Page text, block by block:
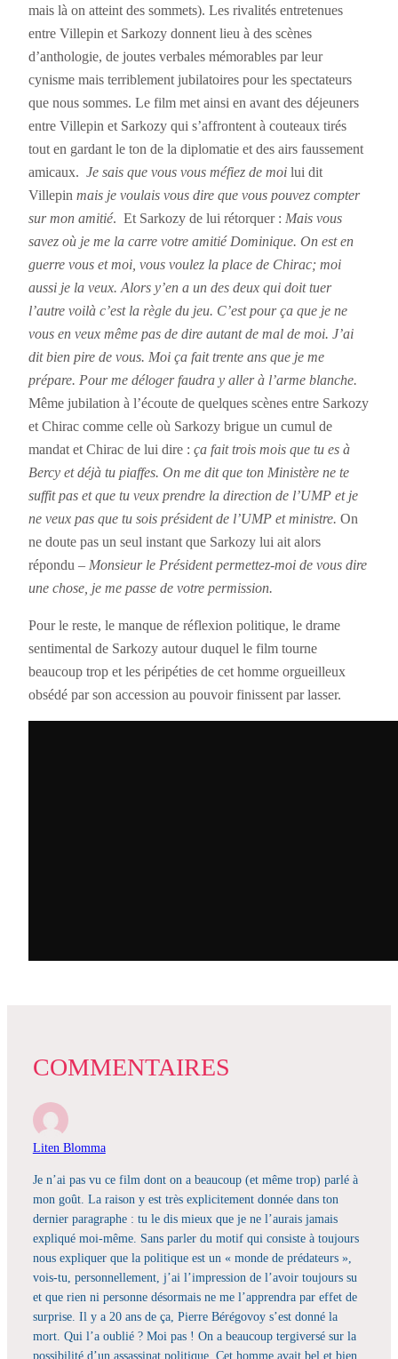
mais là on atteint des sommets). Les rivalités entretenues
entre Villepin et Sarkozy donnent lieu à des scènes
d’anthologie, de joutes verbales mémorables par leur
cynisme mais terriblement jubilatoires pour les spectateurs
que nous sommes. Le film met ainsi en avant des déjeuners
entre Villepin et Sarkozy qui s’affrontent à couteaux tirés
tout en gardant le ton de la diplomatie et des airs faussement
amicaux. Je sais que vous vous méfiez de moi lui dit
Villepin mais je voulais vous dire que vous pouvez compter
sur mon amitié. Et Sarkozy de lui rétorquer : Mais vous
savez où je me la carre votre amitié Dominique. On est en
guerre vous et moi, vous voulez la place de Chirac; moi
aussi je la veux. Alors y’en a un des deux qui doit tuer
l’autre voilà c’est la règle du jeu. C’est pour ça que je ne
vous en veux même pas de dire autant de mal de moi. J’ai
dit bien pire de vous. Moi ça fait trente ans que je me
prépare. Pour me déloger faudra y aller à l’arme blanche.
Même jubilation à l’écoute de quelques scènes entre Sarkozy
et Chirac comme celle où Sarkozy brigue un cumul de
mandat et Chirac de lui dire : ça fait trois mois que tu es à
Bercy et déjà tu piaffes. On me dit que ton Ministère ne te
suffit pas et que tu veux prendre la direction de l’UMP et je
ne veux pas que tu sois président de l’UMP et ministre. On
ne doute pas un seul instant que Sarkozy lui ait alors
répondu – Monsieur le Président permettez-moi de vous dire
une chose, je me passe de votre permission.
Pour le reste, le manque de réflexion politique, le drame
sentimental de Sarkozy autour duquel le film tourne
beaucoup trop et les péripéties de cet homme orgueilleux
obsédé par son accession au pouvoir finissent par lasser.
COMMENTAIRES
Liten Blomma
Je n’ai pas vu ce film dont on a beaucoup (et même trop) parlé à
mon goût. La raison y est très explicitement donnée dans ton
dernier paragraphe : tu le dis mieux que je ne l’aurais jamais
expliqué moi-même. Sans parler du motif qui consiste à toujours
nous expliquer que la politique est un « monde de prédateurs »,
vois-tu, personnellement, j’ai l’impression de l’avoir toujours su
et que rien ni personne désormais ne me l’apprendra par effet de
surprise. Il y a 20 ans de ça, Pierre Bérégovoy s’est donné la
mort. Qui l’a oublié ? Moi pas ! On a beaucoup tergiversé sur la
possibilité d’un assassinat politique. Cet homme avait bel et bien